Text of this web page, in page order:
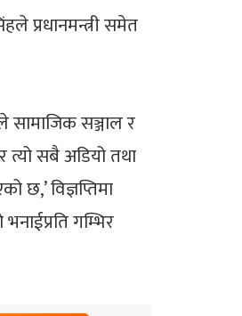
प्रधानमन्त्री समेत
सामाजिक सञ्जाल र
त्यो सबै अडियो तथा
छ,’ विज्ञप्तिमा
गम्भिर